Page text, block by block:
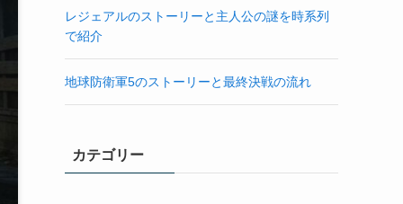
レジェアルのストーリーと主人公の謎を時系列
で紹介
地球防衛軍5のストーリーと最終決戦の流れ
カテゴリー